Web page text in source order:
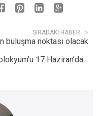
SIRADAKI HABER
buluşma noktası olacak
17 Haziran’da